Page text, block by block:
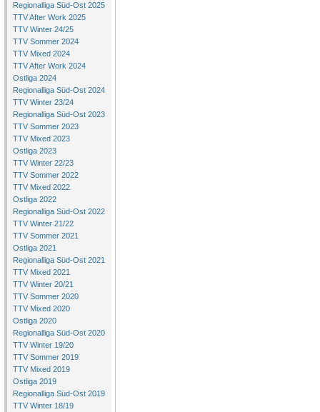
Regionalliga Süd-Ost 2025
TTV After Work 2025
TTV Winter 24/25
TTV Sommer 2024
TTV Mixed 2024
TTV After Work 2024
Ostliga 2024
Regionalliga Süd-Ost 2024
TTV Winter 23/24
Regionalliga Süd-Ost 2023
TTV Sommer 2023
TTV Mixed 2023
Ostliga 2023
TTV Winter 22/23
TTV Sommer 2022
TTV Mixed 2022
Ostliga 2022
Regionalliga Süd-Ost 2022
TTV Winter 21/22
TTV Sommer 2021
Ostliga 2021
Regionalliga Süd-Ost 2021
TTV Mixed 2021
TTV Winter 20/21
TTV Sommer 2020
TTV Mixed 2020
Ostliga 2020
Regionalliga Süd-Ost 2020
TTV Winter 19/20
TTV Sommer 2019
TTV Mixed 2019
Ostliga 2019
Regionalliga Süd-Ost 2019
TTV Winter 18/19